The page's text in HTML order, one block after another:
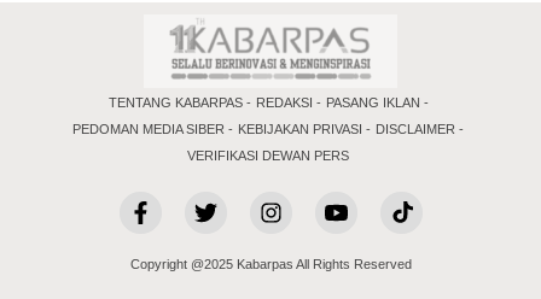
TENTANG KABARPAS REDAKSI
PASANG IKLAN
PEDOMAN MEDIA SIBER
KEBIJAKAN PRIVASI
DISCLAIMER
VERIFIKASI DEWAN PERS
Copyright @2025 Kabarpas All Rights Reserved